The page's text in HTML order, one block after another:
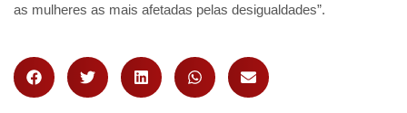
as mulheres as mais afetadas pelas desigualdades”.